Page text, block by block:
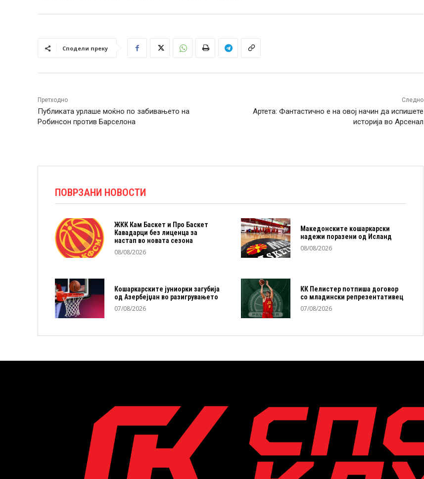
Сподели преку
Претходно
Публиката урлаше моќно по забивањето на
Робинсон против Барселона
Следно
Артета: Фантастично е на овој начин да испишете
историја во Арсенал
ПОВРЗАНИ НОВОСТИ
ЖКК Кам Баскет и Про Баскет
Кавадарци без лиценца за
настап во новата сезона
08/08/2026
Македонските кошаркарски
надежи поразени од Исланд
08/08/2026
Кошаркарските јуниорки загубија
од Азербејџан во разигрувањето
07/08/2026
КК Пелистер потпиша договор
со младински репрезентативец
07/08/2026